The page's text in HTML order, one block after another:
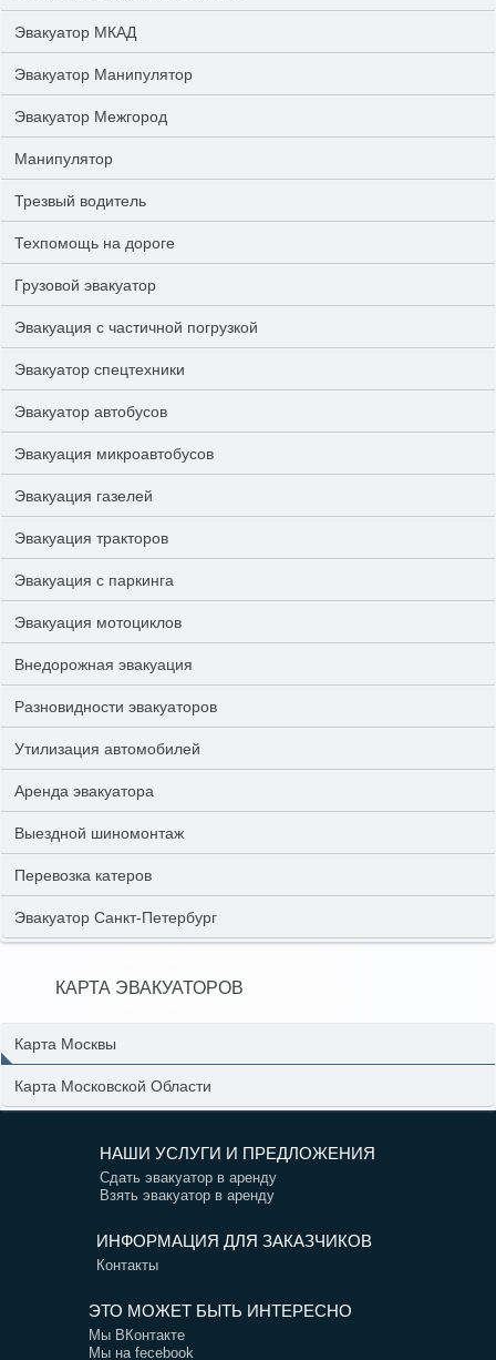
Эвакуатор МКАД
Эвакуатор Манипулятор
Эвакуатор Межгород
Манипулятор
Трезвый водитель
Техпомощь на дороге
Грузовой эвакуатор
Эвакуация с частичной погрузкой
Эвакуатор спецтехники
Эвакуатор автобусов
Эвакуация микроавтобусов
Эвакуация газелей
Эвакуация тракторов
Эвакуация с паркинга
Эвакуация мотоциклов
Внедорожная эвакуация
Разновидности эвакуаторов
Утилизация автомобилей
Аренда эвакуатора
Выездной шиномонтаж
Перевозка катеров
Эвакуатор Санкт-Петербург
КАРТА ЭВАКУАТОРОВ
Карта Москвы
Карта Московской Области
НАШИ УСЛУГИ И ПРЕДЛОЖЕНИЯ
Сдать эвакуатор в аренду
Взять эвакуатор в аренду
ИНФОРМАЦИЯ ДЛЯ ЗАКАЗЧИКОВ
Контакты
ЭТО МОЖЕТ БЫТЬ ИНТЕРЕСНО
Мы ВКонтакте
Мы на fecebook